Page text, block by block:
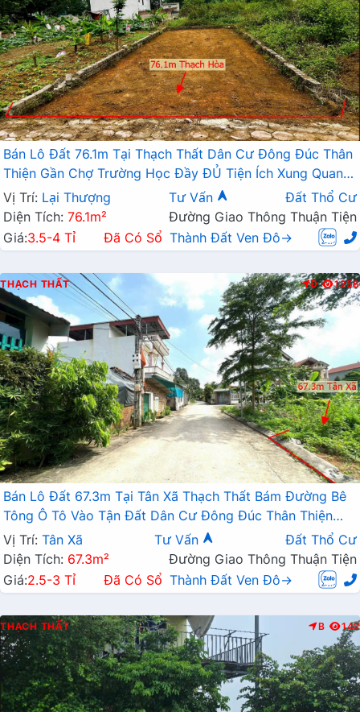
Bán Lô Đất 76.1m Tại Thạch Thất Dân Cư Đông Đúc Thân
Thiện Gần Chợ Trường Học Đầy ĐỦ Tiện Ích Xung Quanh
Giá Rẻ Đầu Tư
Vị Trí: Lại Thượng Tư Vấn
Đất Thổ Cư
Diện Tích: 76.1m²
Đường Giao Thông Thuận Tiện
Giá:3.5-4 Tỉ Đã Có Sổ Thành Đất Ven Đô→
THẠCH THẤT Đ 1258
Bán Lô Đất 67.3m Tại Tân Xã Thạch Thất Bám Đường Bê
Tông Ô Tô Vào Tận Đất Dân Cư Đông Đúc Thân Thiện
Giá Đầu Tư
Vị Trí: Tân Xã Tư Vấn
Đất Thổ Cư
Diện Tích: 67.3m²
Đường Giao Thông Thuận Tiện
Giá:2.5-3 Tỉ Đã Có Sổ Thành Đất Ven Đô→
THẠCH THẤT B 142